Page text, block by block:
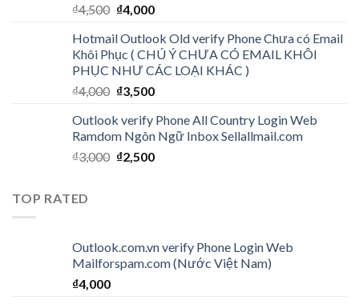
₫4,500 ₫4,000
Hotmail Outlook Old verify Phone Chưa có Email
Khôi Phục ( CHÚ Ý CHƯA CÓ EMAIL KHÔI
PHỤC NHƯ CÁC LOẠI KHÁC )
₫4,000 ₫3,500
Outlook verify Phone All Country Login Web
Ramdom Ngôn Ngữ Inbox Sellallmail.com
₫3,000 ₫2,500
TOP RATED
Outlook.com.vn verify Phone Login Web
Mailforspam.com (Nước Việt Nam)
₫4,000